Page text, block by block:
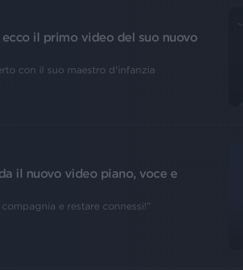
il primo video del suo nuovo
con il suo maestro d'infanzia
il nuovo video piano, voce e
e restare connessi!”